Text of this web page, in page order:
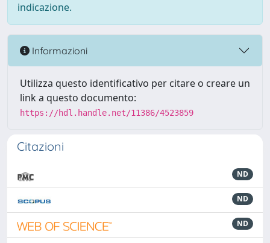
indicazione.
Informazioni
Utilizza questo identificativo per citare o creare un
link a questo documento:
https://hdl.handle.net/11386/4523859
Citazioni
ND
ND
ND